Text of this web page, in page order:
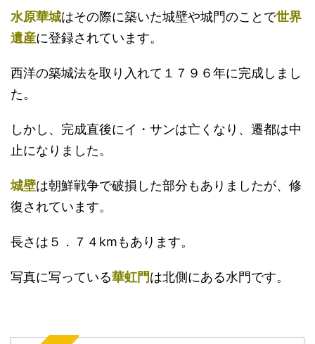
水原華城はその際に築いた城壁や城門のことで世界
遺産に登録されています。
西洋の築城法を取り入れて１７９６年に完成しまし
た。
しかし、完成直後にイ・サンは亡くなり、遷都は中
止になりました。
城壁は朝鮮戦争で破損した部分もありましたが、修
復されています。
長さは５．７４kmもあります。
写真に写っている華虹門は北側にある水門です。